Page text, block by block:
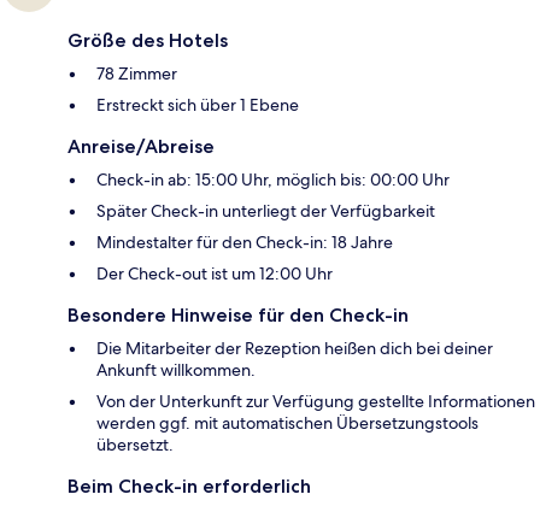
Größe des Hotels
78 Zimmer
Erstreckt sich über 1 Ebene
Anreise/Abreise
Check-in ab: 15:00 Uhr, möglich bis: 00:00 Uhr
Später Check-in unterliegt der Verfügbarkeit
Mindestalter für den Check-in: 18 Jahre
Der Check-out ist um 12:00 Uhr
Besondere Hinweise für den Check-in
Die Mitarbeiter der Rezeption heißen dich bei deiner
Ankunft willkommen.
Von der Unterkunft zur Verfügung gestellte Informationen
werden ggf. mit automatischen Übersetzungstools
übersetzt.
Beim Check-in erforderlich